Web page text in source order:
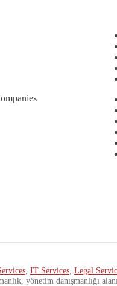
IT Services Legal
yönetim danışmanlığı